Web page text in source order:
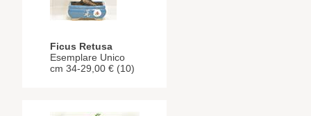
Ficus Retusa
Esemplare Unico
cm 34-29,00 € (10)